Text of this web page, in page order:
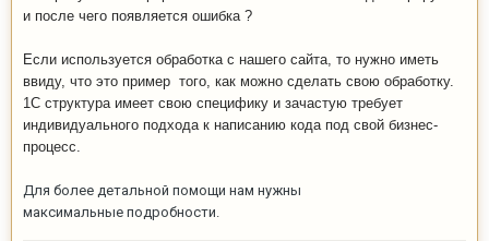
и после чего появляется ошибка ?
Если используется обработка с нашего сайта, то нужно иметь
ввиду, что это пример того, как можно сделать свою обработку.
1С структура имеет свою специфику и зачастую требует
индивидуального подхода к написанию кода под свой бизнес-
процесс.
Для более детальной помощи нам нужны
максимальные подробности.